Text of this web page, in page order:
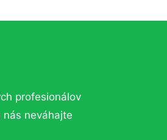
profesionálov
nás neváhajte